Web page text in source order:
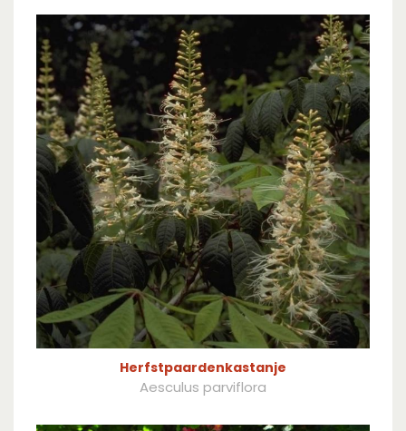
Herfstpaardenkastanje
Aesculus parviflora